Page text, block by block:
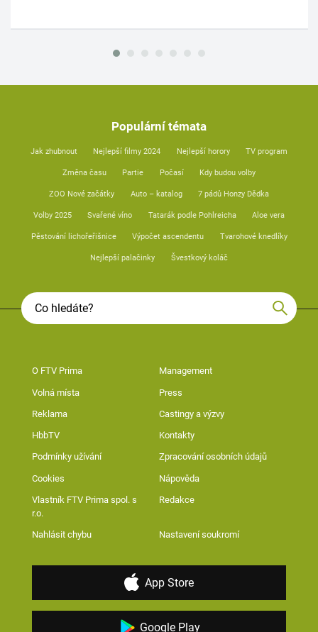
Populární témata
Jak zhubnout Nejlepší filmy 2024 Nejlepší horory TV program
Změna času Partie Počasí Kdy budou volby
ZOO Nové začátky Auto – katalog 7 pádů Honzy Dědka
Volby 2025 Svařené víno Tatarák podle Pohlreicha Aloe vera
Pěstování lichořeřišnice Výpočet ascendentu Tvarohové knedlíky
Nejlepší palačinky Švestkový koláč
O FTV Prima Management
Volná místa Press
Reklama Castingy a výzvy
HbbTV Kontakty
Podmínky užívání Zpracování osobních údajů
Cookies Nápověda
Vlastník FTV Prima spol. s
r.o.
Redakce
Nahlásit chybu Nastavení soukromí
App Store
Google Play